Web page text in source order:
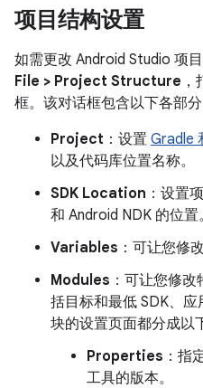
项目结构设置
如需更改 Android Studio 项
File > Project Structure
框。该对话框包含以下各部分
Project ：设置 Gradle
以及代码库位置名称。
SDK Location ：设置
和 Android NDK 的位置。
Variables ：可让您修
Modules ：可让您修
括目标和最低 SDK、
块的设置页面都分成以
Properties ：指
工具的版本。